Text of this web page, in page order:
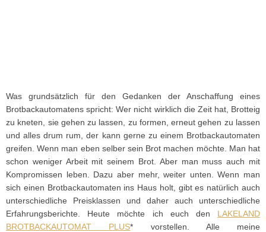
Was grundsätzlich für den Gedanken der Anschaffung eines
Brotbackautomatens spricht: Wer nicht wirklich die Zeit hat, Brotteig
zu kneten, sie gehen zu lassen, zu formen, erneut gehen zu lassen
und alles drum rum, der kann gerne zu einem Brotbackautomaten
greifen. Wenn man eben selber sein Brot machen möchte. Man hat
schon weniger Arbeit mit seinem Brot. Aber man muss auch mit
Kompromissen leben. Dazu aber mehr, weiter unten. Wenn man
sich einen Brotbackautomaten ins Haus holt, gibt es natürlich auch
unterschiedliche Preisklassen und daher auch unterschiedliche
Erfahrungsberichte. Heute möchte ich euch den LAKELAND
BROTBACKAUTOMAT PLUS* vorstellen. Alle meine